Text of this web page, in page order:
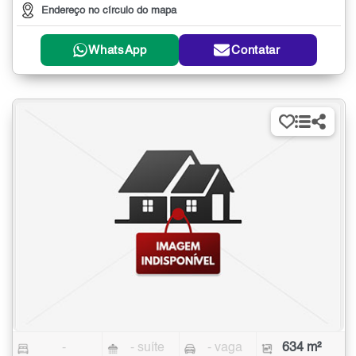
Endereço no círculo do mapa
WhatsApp Contatar
- - suíte - vaga 634 m²